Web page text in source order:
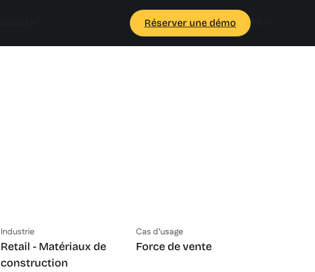
Réserver une démo FR
Industrie
Retail - Matériaux de
construction
Cas d’usage
Force de vente